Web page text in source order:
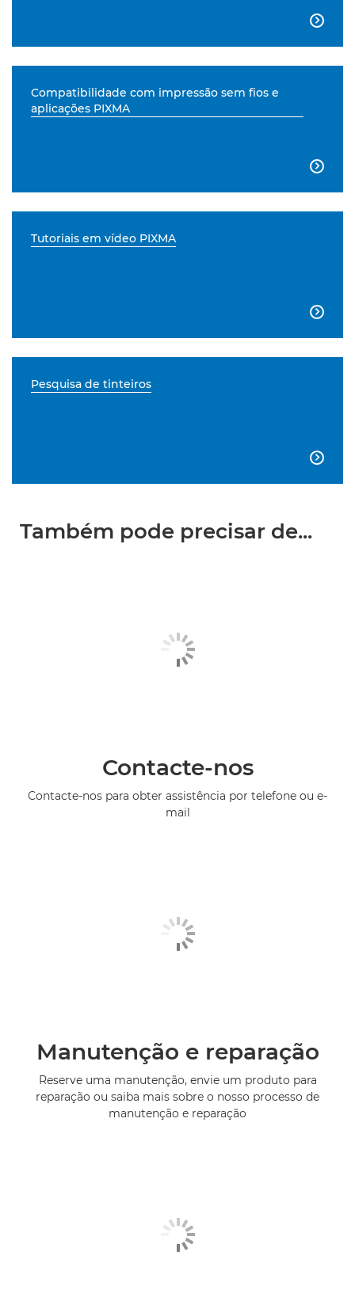

Compatibilidade com impressão sem fios e
aplicações PIXMA

Tutoriais em vídeo PIXMA

Pesquisa de tinteiros

Também pode precisar de...
Contacte-nos
Contacte-nos para obter assistência por telefone ou e-
mail
Manutenção e reparação
Reserve uma manutenção, envie um produto para
reparação ou saiba mais sobre o nosso processo de
manutenção e reparação